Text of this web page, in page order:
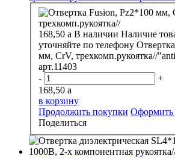
168,50 a В наличии Наличие
уточняйте по телефону
мм, CrV, трехкомп.рукоятка//
арт.11403
-
+
168,50 a
в корзину
Продолжить покупки Оформить
Поделиться